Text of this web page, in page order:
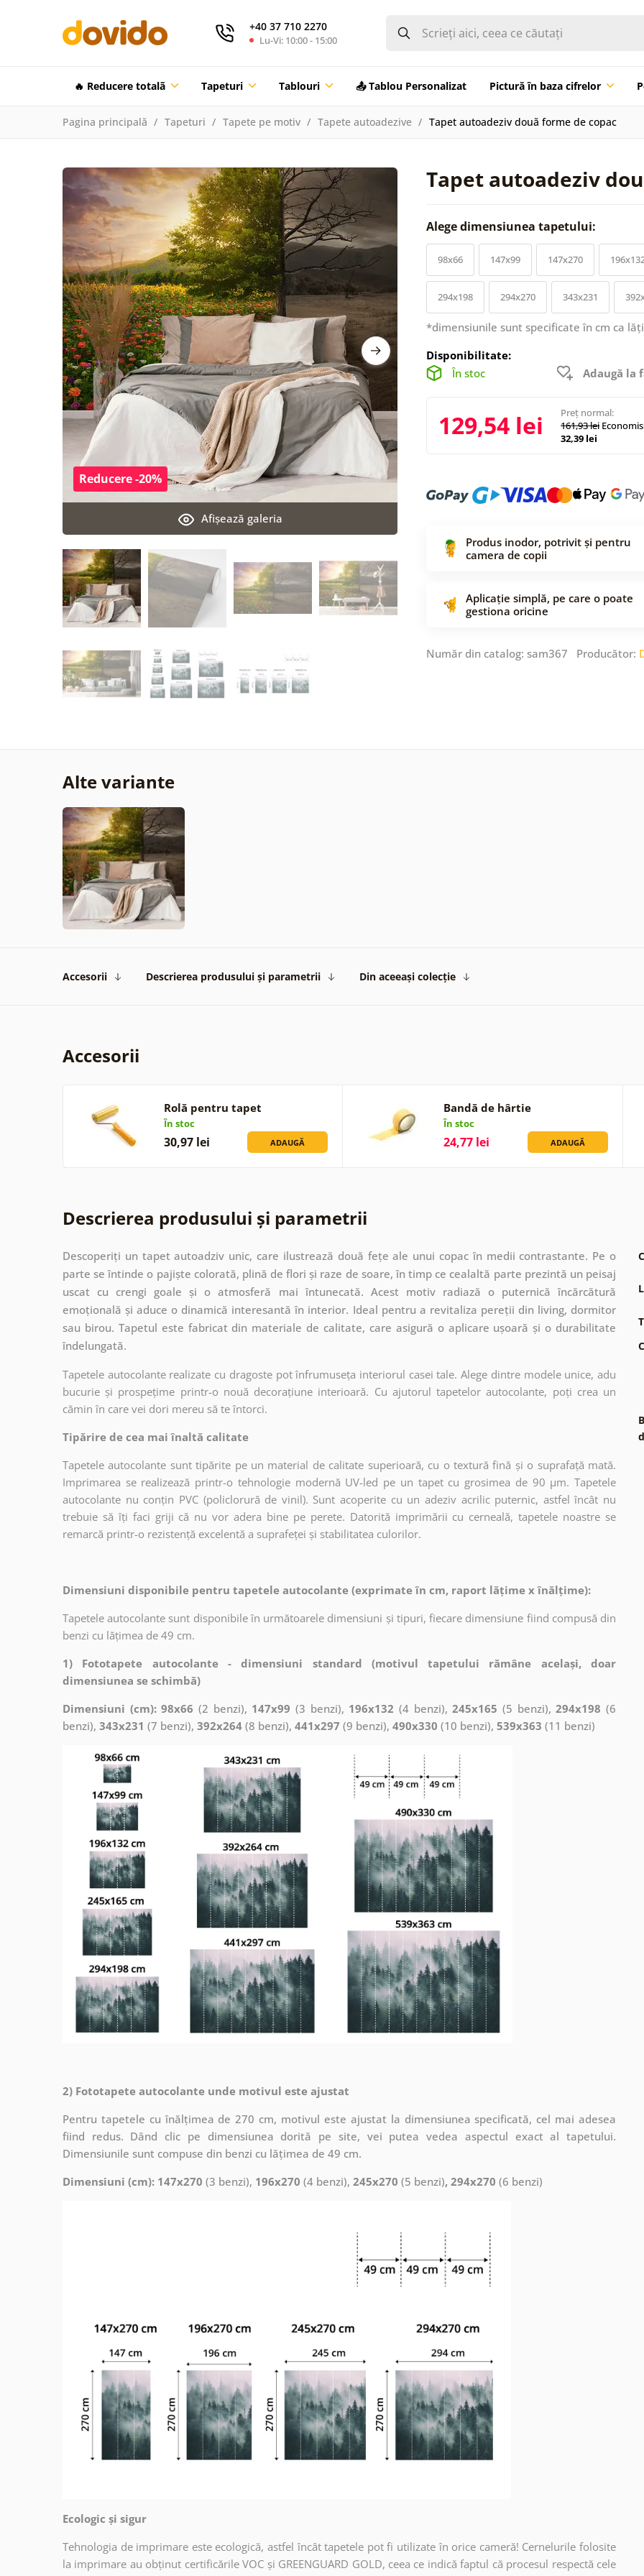
+40 37 710 2270
Lu-Vi: 10:00 - 15:00
🔥 Reducere totalã Tapeturi Tablouri 📤 Tablou Personalizat Pictură în baza cifrelor
Pagina principală Tapeturi Tapete pe motiv Tapete autoadezive Tapet autoadeziv două forme de copac
Tapet autoadeziv
Afişează galeria
Reducere -20%
Alege dimensiunea tapetului:
98x66 147x99 147x270
294x198 294x270 343x231
*dimensiunile sunt specificate în cm ca
Disponibilitate:
În stoc
Adaugă la
129,54 lei
Preț normal:
161,93 lei
32,39 lei
Produs inodor, potrivit și pentru
camera de copii
Aplicație simplă, pe care o poate
gestiona oricine
Număr din catalog: sam367 Producător:
Alte variante
Accesorii Descrierea produsului și parametrii Din aceeași colecție
Accesorii
Rolă pentru tapet
În stoc
30,97 lei ADAUGĂ
Bandă de hârtie
În stoc
24,77 lei ADAUGĂ
Descrierea produsului și parametrii
Descoperiți un tapet autoadziv unic, care ilustrează două fețe ale unui copac în medii contrastante. Pe o
parte se întinde o pajiște colorată, plină de flori și raze de soare, în timp ce cealaltă parte prezintă un peisaj
uscat cu crengi goale și o atmosferă mai întunecată. Acest motiv radiază o puternică încărcătură
emoțională și aduce o dinamică interesantă în interior. Ideal pentru a revitaliza pereții din living, dormitor
sau birou. Tapetul este fabricat din materiale de calitate, care asigură o aplicare ușoară și o durabilitate
îndelungată.
Tapetele autocolante realizate cu dragoste pot înfrumuseța interiorul casei tale. Alege dintre modele unice, adu
bucurie și prospețime printr-o nouă decorațiune interioară. Cu ajutorul tapetelor autocolante, poți crea un
cămin în care vei dori mereu să te întorci.
Tipărire de cea mai înaltă calitate
Tapetele autocolante sunt tipărite pe un material de calitate superioară, cu o textură fină și o suprafață mată.
Imprimarea se realizează printr-o tehnologie modernă UV-led pe un tapet cu grosimea de 90 µm. Tapetele
autocolante nu conțin PVC (policlorură de vinil). Sunt acoperite cu un adeziv acrilic puternic, astfel încât nu
trebuie să îți faci griji că nu vor adera bine pe perete. Datorită imprimării cu cerneală, tapetele noastre se
remarcă printr-o rezistență excelentă a suprafeței și stabilitatea culorilor.
Dimensiuni disponibile pentru tapetele autocolante (exprimate în cm, raport lățime x înălțime):
Tapetele autocolante sunt disponibile în următoarele dimensiuni și tipuri, fiecare dimensiune fiind compusă din
benzi cu lățimea de 49 cm.
1) Fototapete autocolante - dimensiuni standard (motivul tapetului rămâne același, doar
dimensiunea se schimbă)
Dimensiuni (cm): 98x66 (2 benzi), 147x99 (3 benzi), 196x132 (4 benzi),245x165 (5 benzi),294x198 (6
benzi), 343x231 (7 benzi), 392x264 (8 benzi), 441x297 (9 benzi), 490x330 (10 benzi), 539x363 (11 benzi)
2) Fototapete autocolante unde motivul este ajustat
Pentru tapetele cu înălțimea de 270 cm, motivul este ajustat la dimensiunea specificată, cel mai adesea
fiind redus. Dând clic pe dimensiunea dorită pe site, vei putea vedea aspectul exact al tapetului.
Dimensiunile sunt compuse din benzi cu lățimea de 49 cm.
Dimensiuni (cm): 147x270 (3 benzi), 196x270 (4 benzi), 245x270 (5 benzi), 294x270 (6 benzi)
Ecologic și sigur
Tehnologia de imprimare este ecologică, astfel încât tapetele pot fi utilizate în orice cameră! Cernelurile folosite
la imprimare au obținut certificările VOC și GREENGUARD GOLD, ceea ce indică faptul că procesul respectă cele